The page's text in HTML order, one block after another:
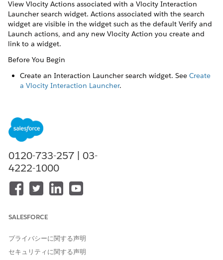
View Vlocity Actions associated with a Vlocity Interaction
Launcher search widget. Actions associated with the search
widget are visible in the widget such as the default Verify and
Launch actions, and any new Vlocity Action you create and
link to a widget.
Before You Begin
Create an Interaction Launcher search widget. See Create
a Vlocity Interaction Launcher.
Click the
If you do not see a Related tab, see
Tabs on Lightning Pages Using the Lightning App
clickEdit Page from the Setup menu.
Select theRelated
0120-733-257 | 03-
4222-1000
SALESFORCE
プライバシーに関する声明
セキュリティに関する声明